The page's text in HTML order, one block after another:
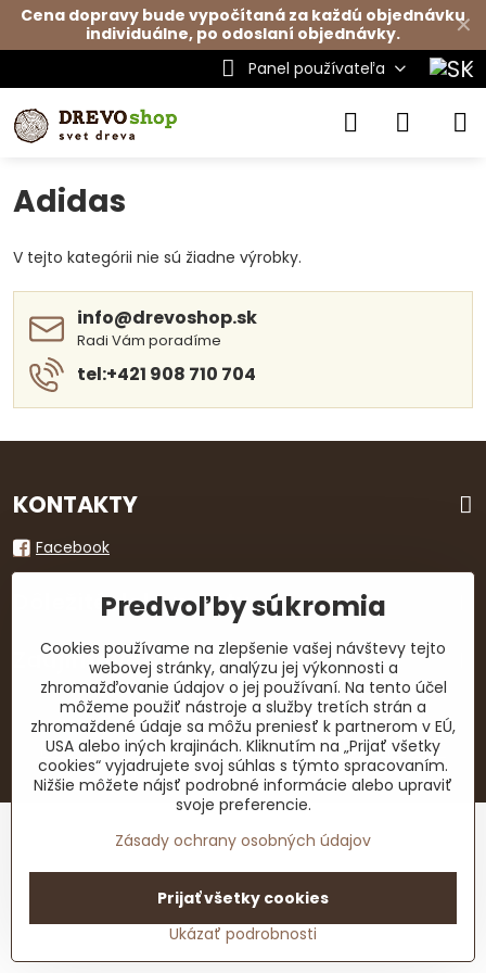
✕
Cena dopravy bude vypočítaná za každú objednávku
individuálne, po odoslaní objednávky.
Panel používateľa
Adidas
V tejto kategórii nie sú žiadne výrobky.
info​@drevoshop​.sk
Radi Vám poradíme
tel:+421 908 710 704
KONTAKTY
Facebook
Dôležité dokumenty
Zaujímavé odkazy
©2026Copyright
Predvoľby súkromiaZásady ochrany osobných údajov
Vytvorené pomocou: BiznisWeb.sk
Predvoľby súkromia
Cookies používame na zlepšenie vašej návštevy tejto
webovej stránky, analýzu jej výkonnosti a
zhromažďovanie údajov o jej používaní. Na tento účel
môžeme použiť nástroje a služby tretích strán a
zhromaždené údaje sa môžu preniesť k partnerom v EÚ,
USA alebo iných krajinách. Kliknutím na „Prijať všetky
cookies“ vyjadrujete svoj súhlas s týmto spracovaním.
Nižšie môžete nájsť podrobné informácie alebo upraviť
svoje preferencie.
Zásady ochrany osobných údajov
Ukázať podrobnosti
Prijať všetky cookies